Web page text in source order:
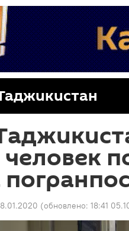
(обновлено: 18:41